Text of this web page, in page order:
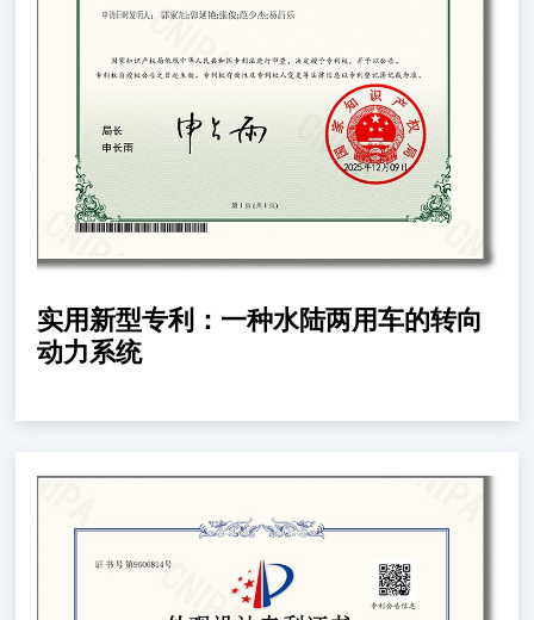
实用新型专利：一种水陆两用车的转向
动力系统